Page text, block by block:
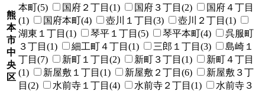
熊
本
市
中
央
区
本町(5)
国府２丁目(1) 国府３丁目(2)
国府４丁目
(1)
国府本町(4) 壺川１丁目(3)
壺川２丁目(1)
湖東１丁目(1)
琴平１丁目(5) 琴平本町(4)
呉服町
３丁目(1)
細工町４丁目(1) 三郎１丁目(3)
島崎１
丁目(7)
新町１丁目(2) 新町３丁目(1)
新町４丁目
(1)
新屋敷１丁目(1) 新屋敷２丁目(6)
新屋敷３丁
目(2)
水前寺１丁目(4) 水前寺２丁目(1)
水前寺３